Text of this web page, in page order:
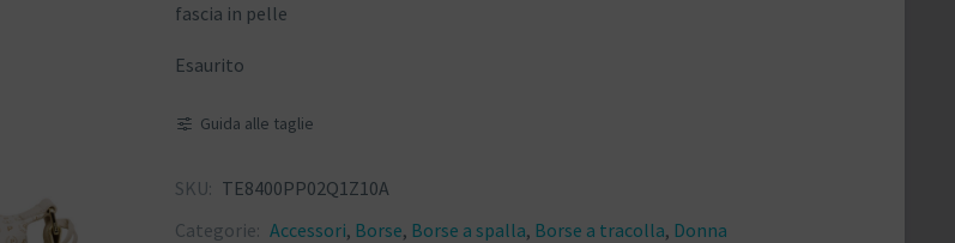
fascia in pelle
Esaurito
Guida alle taglie
SKU: TE8400PP02Q1Z10A
Categorie: Accessori, Borse, Borse a spalla, Borse a tracolla, Donna